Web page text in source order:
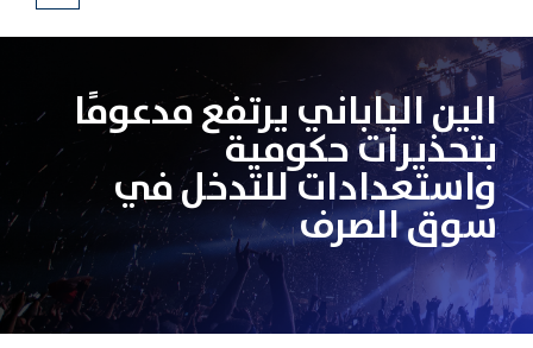
الين الياباني يرتفع مدعومًا
بتحذيرات حكومية
واستعدادات للتدخل في
سوق الصرف